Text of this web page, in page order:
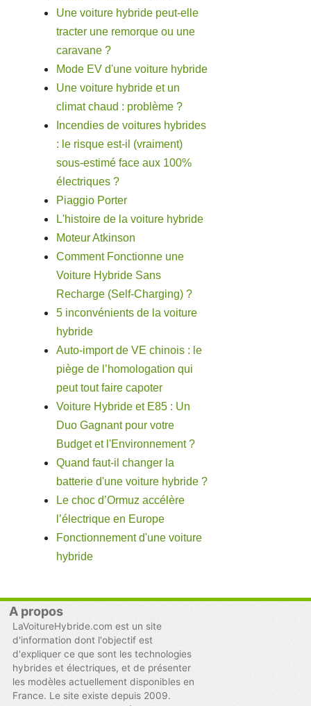
Une voiture hybride peut-elle
tracter une remorque ou une
caravane ?
Mode EV d'une voiture hybride
Une voiture hybride et un
climat chaud : problème ?
Incendies de voitures hybrides
: le risque est-il (vraiment)
sous-estimé face aux 100%
électriques ?
Piaggio Porter
L'histoire de la voiture hybride
Moteur Atkinson
Comment Fonctionne une
Voiture Hybride Sans
Recharge (Self-Charging) ?
5 inconvénients de la voiture
hybride
Auto-import de VE chinois : le
piège de l’homologation qui
peut tout faire capoter
Voiture Hybride et E85 : Un
Duo Gagnant pour votre
Budget et l'Environnement ?
Quand faut-il changer la
batterie d'une voiture hybride ?
Le choc d’Ormuz accélère
l’électrique en Europe
Fonctionnement d'une voiture
hybride
A propos
LaVoitureHybride.com est un site
d'information dont l'objectif est
d'expliquer ce que sont les technologies
hybrides et électriques, et de présenter
les modèles actuellement disponibles en
France. Le site existe depuis 2009.